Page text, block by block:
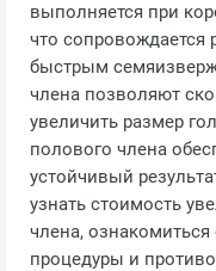
выполняется при
что сопровождается
быстрым
члена позволяют
увеличить размер
полового члена
устойчивый
узнать стоимость
члена,
процедуры и